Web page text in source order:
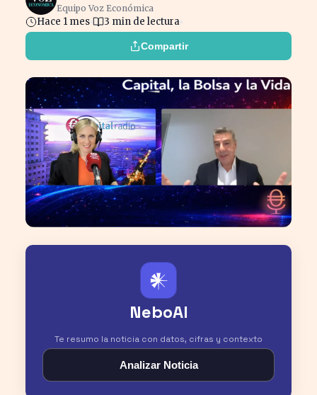
Equipo Voz Económica
Hace 1 mes 3 min de lectura
Compartir
𒀭
NeboAI
Te resumo la noticia con datos, cifras y contexto
Analizar Noticia